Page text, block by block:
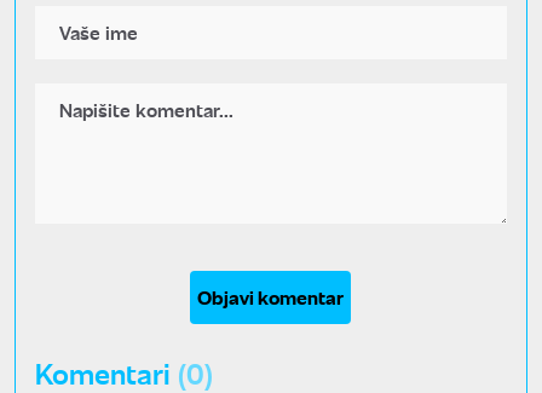
Objavi komentar
Komentari (0)